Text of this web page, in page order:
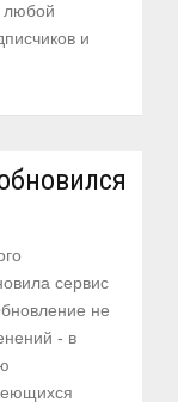
любой
и
сервис
не
- в